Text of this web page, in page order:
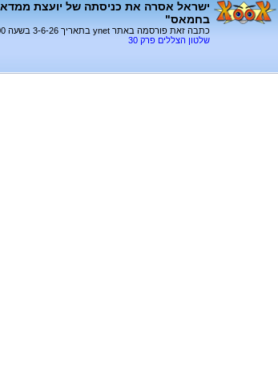
ישראל אסרה את כניסתה של יועצת
בחמאס"
כתבה זאת פורסמה באתר ynet בתאריך 3-6-26 בשעה 04:00,
שלטון הצללים פרק 30